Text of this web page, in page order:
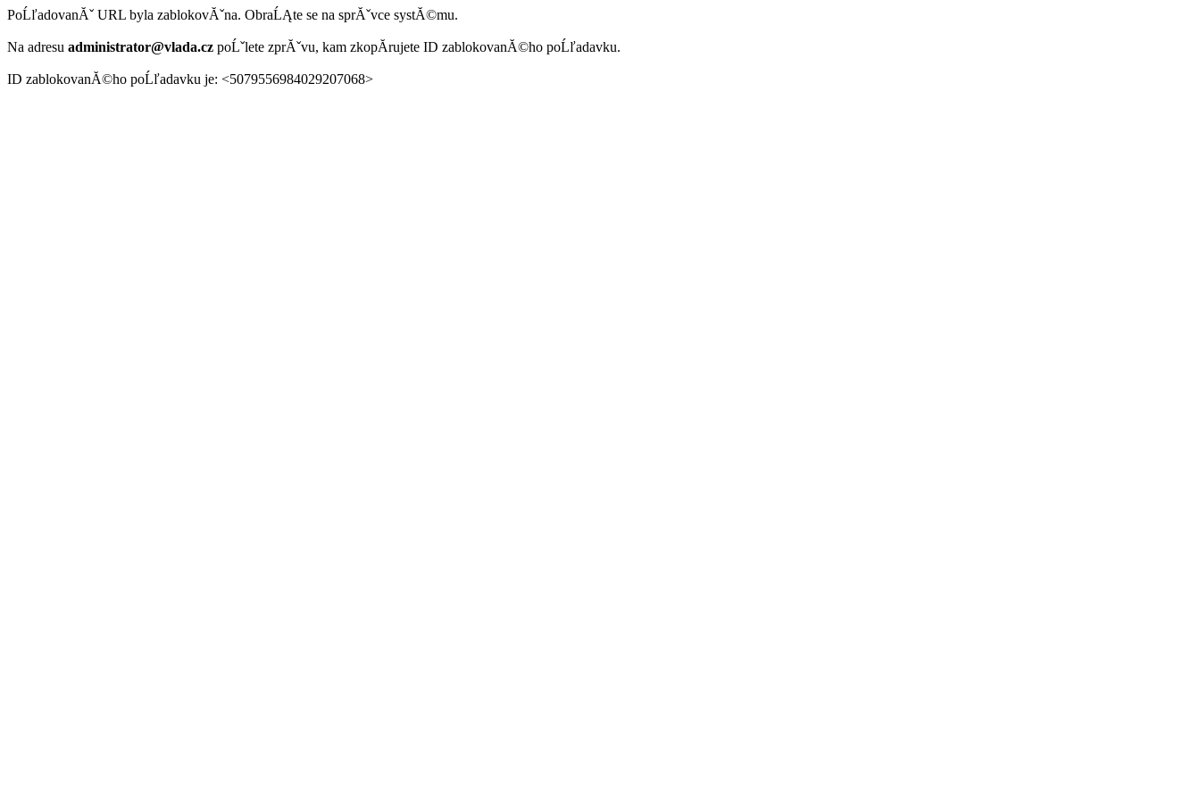
PoĹľadovanĂˇ URL byla zablokovĂˇna. ObraĹĄte se na sprĂˇvce systĂ©mu.
Na adresu administrator@vlada.cz poĹˇlete zprĂˇvu, kam zkopĂ­rujete ID zablokovanĂ©ho poĹľadavku.
ID zablokovanĂ©ho poĹľadavku je: <5079556984029207068>